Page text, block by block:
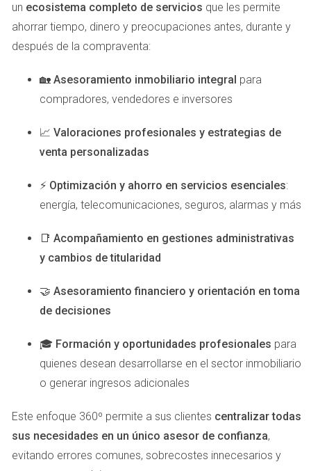
gestión inmobiliaria y marketing digital, Javier puede
trabajar desde cualquier lugar, ya sea desde su casa en
Valencia o mientras viaja por Europa. Su enfoque
innovador demuestra que el futuro del sector inmobiliario
es digital y accesible.
"El mundo digital me ha dado la libertad que
siempre quise." - Javier
Estrategias Clave
Crear un sitio web atractivo y funcional.
clientes.
Aprovechar herramientas digitales para la gestión del
Caso de Éxito 3: La Pareja
María y Carlos son una pareja que decidió combinar sus
habilidades como agentes inmobiliarios para crear su
propia agencia desde casa. Al implementar un modelo
presenciales programadas, han logrado equilibrar su vida
colaboración y la planificación estratégica pueden llevar a
un ecosistema completo de servicios que les permite
ahorrar tiempo, dinero y preocupaciones antes, durante y
después de la compraventa:
🏡 Asesoramiento inmobiliario integral para
compradores, vendedores e inversores
📈 Valoraciones profesionales y estrategias de
venta personalizadas
⚡ Optimización y ahorro en servicios esenciales:
energía, telecomunicaciones, seguros, alarmas y más
📑 Acompañamiento en gestiones administrativas
y cambios de titularidad
🤝 Asesoramiento financiero y orientación en toma
de decisiones
🎓 Formación y oportunidades profesionales para
quienes desean desarrollarse en el sector inmobiliario
o generar ingresos adicionales
Este enfoque 360º permite a sus clientes centralizar todas
sus necesidades en un único asesor de confianza,
evitando errores comunes, sobrecostes innecesarios y